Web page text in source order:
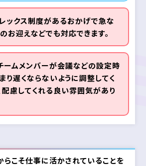
ックス制度があるおかげで急な
お迎えなどでも対応できます。
ームメンバーが会議などの設定時
り遅くならないように調整してく
配慮してくれる良い雰囲気があり
らこそ仕事に活かされていることを